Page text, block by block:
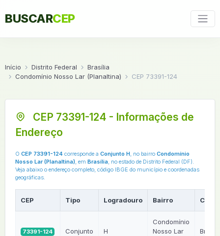
BUSCARCEP
Início Distrito Federal
Brasília
Condomínio Nosso Lar (Planaltina)
CEP 73391-124
CEP 73391-124 - Informações de
Endereço
O CEP 73391-124 corresponde a Conjunto H, no bairro Condomínio
Nosso Lar (Planaltina), em Brasília, no estado de Distrito Federal (DF).
Veja abaixo o endereço completo, código IBGE do município e coordenadas
geográficas.
CEP Tipo Logradouro Bairro
73391-124 Conjunto H
Condomínio
Nosso Lar